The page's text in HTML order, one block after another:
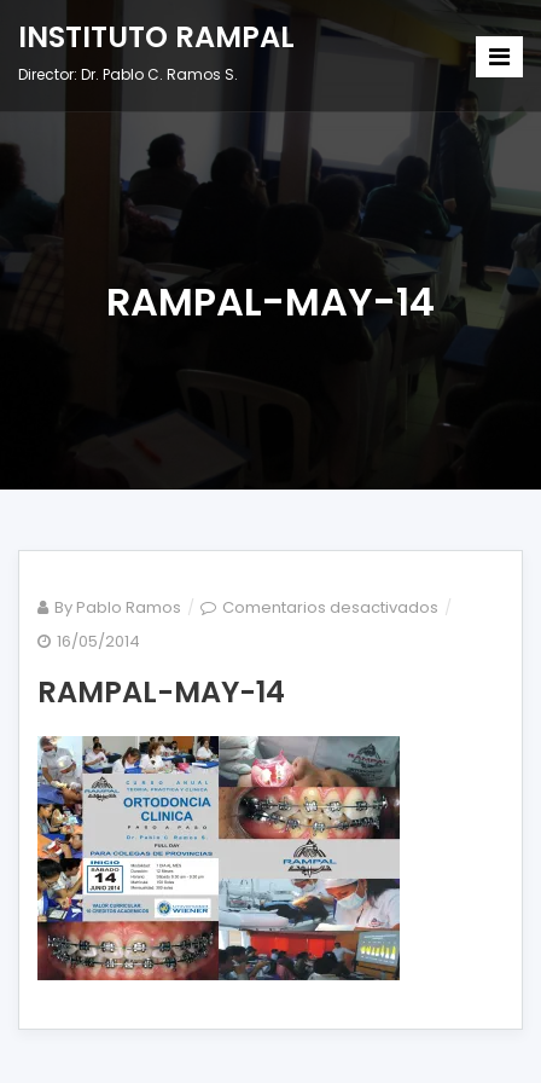
INSTITUTO RAMPAL
Director: Dr. Pablo C. Ramos S.
RAMPAL-MAY-14
By Pablo Ramos Comentarios desactivados en
16/05/2014
RAMPAL-MAY-14